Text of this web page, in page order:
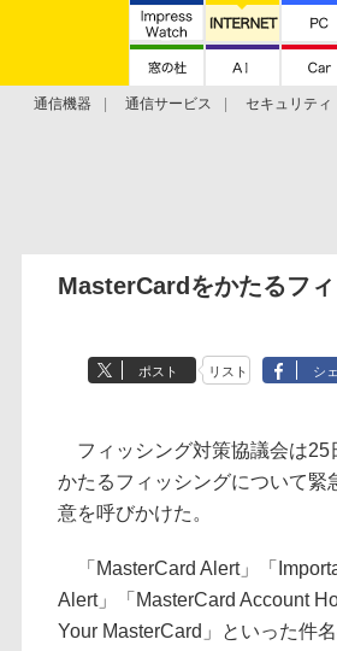
通信機器 通信サービス セキュリティ
MasterCardをかたるフ
ポスト リスト シ
フィッシング対策協議会は25
かたるフィッシングについて緊
意を呼びかけた。
「MasterCard Alert」「
Alert」「MasterCard Account
Your MasterCard」といった件